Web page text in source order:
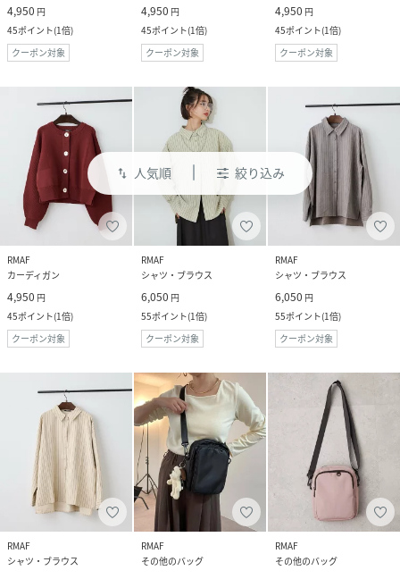
swap_vert 人気順 絞り込み
4,950 円
45ポイント(1倍)
クーポン対象
4,950 円
45ポイント(1倍)
クーポン対象
4,950 円
45ポイント(1倍)
クーポン対象
RMAF
カーディガン
4,950 円
45ポイント(1倍)
クーポン対象
RMAF
シャツ・ブラウス
6,050 円
55ポイント(1倍)
クーポン対象
RMAF
シャツ・ブラウス
6,050 円
55ポイント(1倍)
クーポン対象
RMAF
シャツ・ブラウス
RMAF
その他のバッグ
RMAF
その他のバッグ